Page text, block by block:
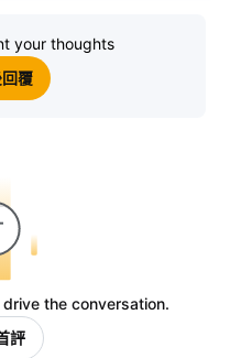
your thoughts
覆
the conversation.
評